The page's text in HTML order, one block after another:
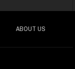
ABOUT US